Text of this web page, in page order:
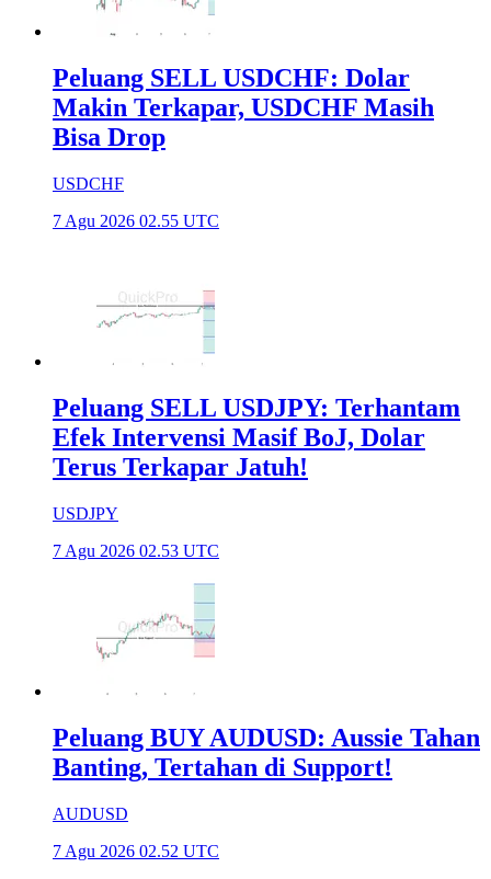
Peluang SELL USDCHF: Dolar
Makin Terkapar, USDCHF Masih
Bisa Drop
USDCHF
7 Agu 2026 02.55 UTC
Peluang SELL USDJPY: Terhantam
Efek Intervensi Masif BoJ, Dolar
Terus Terkapar Jatuh!
USDJPY
7 Agu 2026 02.53 UTC
Peluang BUY AUDUSD: Aussie Tahan
Banting, Tertahan di Support!
AUDUSD
7 Agu 2026 02.52 UTC